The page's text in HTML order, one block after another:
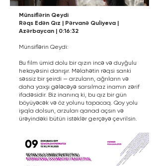
Münsiflərin Qeydi
Rəqs Edən Qız | Pərvanə Quliyeva |
Azərbaycan | 0:16:32
Münsiflərin Qeydi:
Bu film ümid dolu bir qızın incə və duyğulu
hekayəsini danışır. Məlahətin rəqsi sanki
səssiz bir şeirdi — arzuların, ağrıların və
daha yaxşı gələcəyə sarsılmaz inamın zərif
ifadəsidir. Biz inanırıq ki, bu qız bir gün
böyüyəcək və öz yolunu tapacaq. Qoy yolu
işıqla dolsun, arzuları qanad açsın və
ürəyindəki bütün istəklər gerçəyə çevrilsin.